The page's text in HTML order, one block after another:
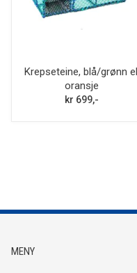
Krepseteine, blå/grønn
oransje
kr 699,-
MENY